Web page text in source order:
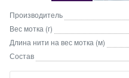
Производитель
Вес мотка (г)
Длина нити на вес мотка (м)
Состав